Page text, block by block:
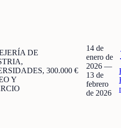
DE
Y
300.000 €
14 de
enero de
2026 —
13 de
febrero
de 2026